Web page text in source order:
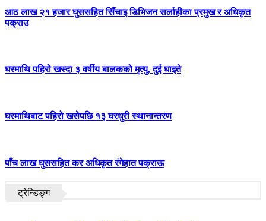
आठ लाख २१ हजार घुससहित सिँचाइ डिभिजन सर्लाहीका प्रमुख र अधिकृत
पक्राउ
घरमाथि पहिरो खस्दा ३ वर्षीय बालकको मृत्यु, दुई घाइते
घरमाथिबाट पहिरो खसेपछि १३ घरधुरी स्थानान्तरण
पाँच लाख घुससहित कर अधिकृत रंगेहात पक्राऊ
ट्रेन्डिङ्ग